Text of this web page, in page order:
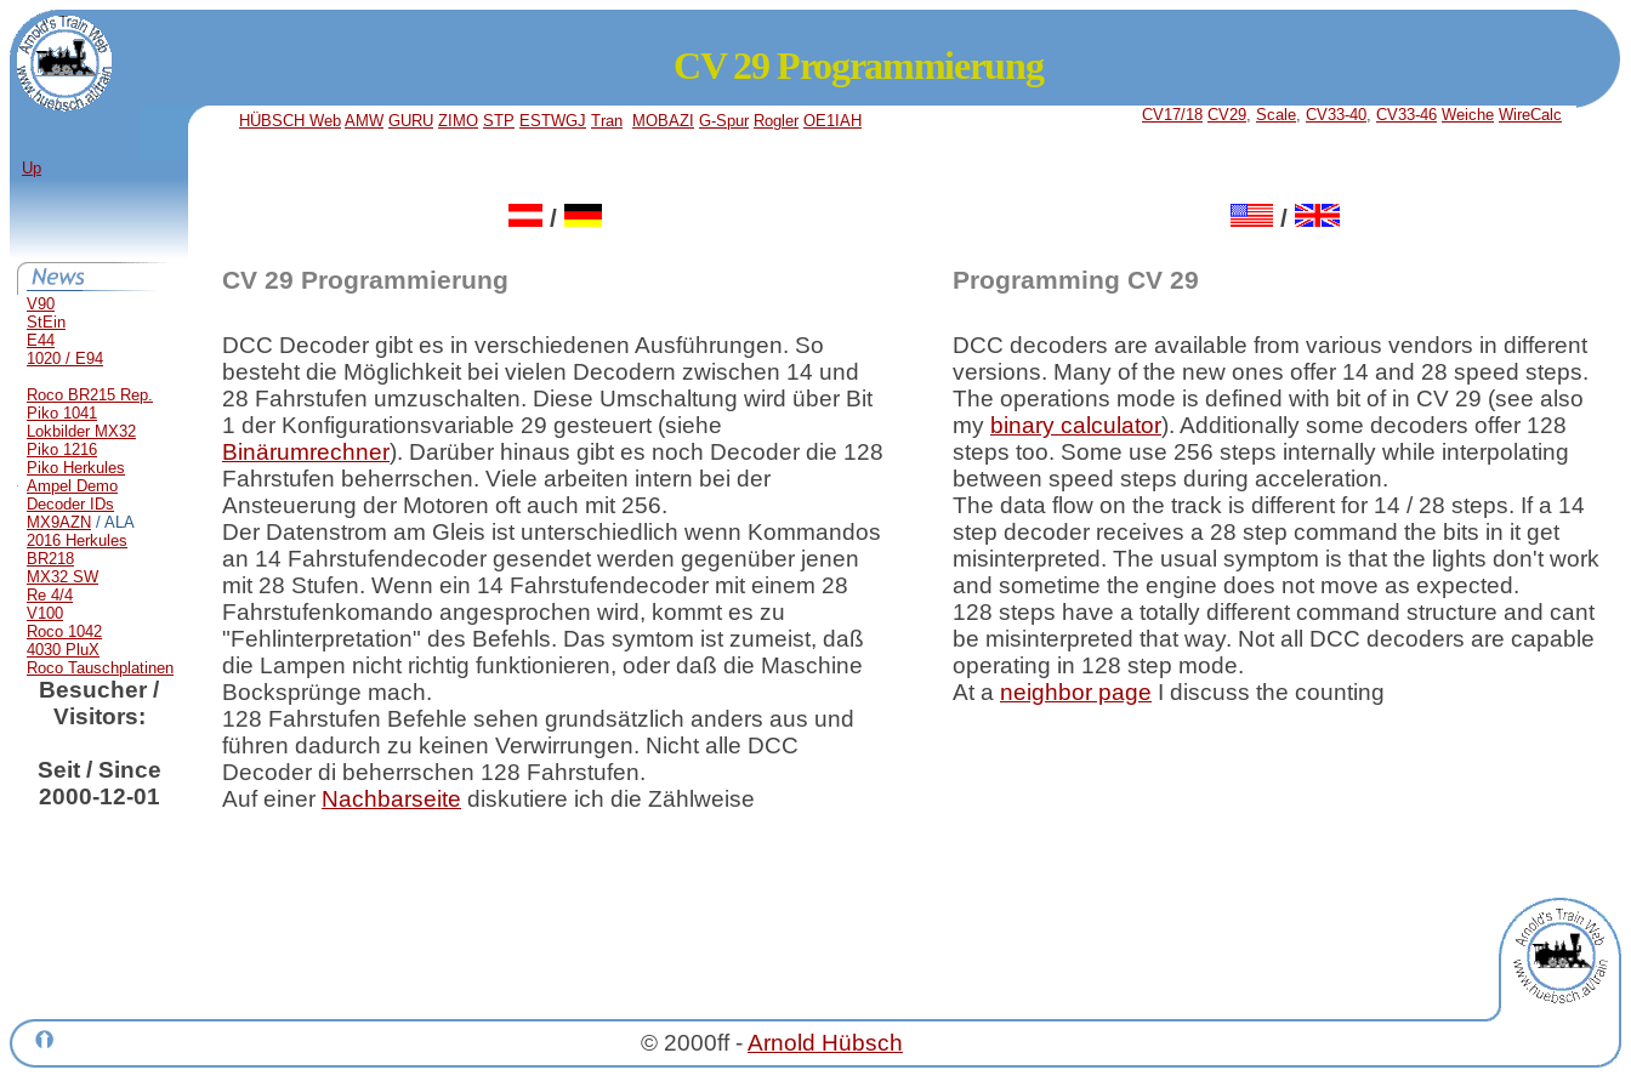
CV 29 Programmierung
HÜBSCH Web AMW GURU ZIMO STP ESTWGJ Tran MOBAZI G-Spur Rogler OE1IAH CV17/18 CV29, Scale, CV33-40, CV33-46 Weiche WireCalc
Up
V90
StEin
E44
1020 / E94
Roco BR215 Rep.
Piko 1041
Lokbilder MX32
Piko 1216
Piko Herkules
Ampel Demo
Decoder IDs
MX9AZN / ALA
2016 Herkules
BR218
MX32 SW
Re 4/4
V100
Roco 1042
4030 PluX
Roco Tauschplatinen
Besucher /
Visitors:
Seit / Since
2000-12-01
/ /
CV 29 Programmierung Programming CV 29
DCC Decoder gibt es in verschiedenen Ausführungen. So
besteht die Möglichkeit bei vielen Decodern zwischen 14 und
28 Fahrstufen umzuschalten. Diese Umschaltung wird über Bit
1 der Konfigurationsvariable 29 gesteuert (siehe
Binärumrechner). Darüber hinaus gibt es noch Decoder die 128
Fahrstufen beherrschen. Viele arbeiten intern bei der
Ansteuerung der Motoren oft auch mit 256.
Der Datenstrom am Gleis ist unterschiedlich wenn Kommandos
an 14 Fahrstufendecoder gesendet werden gegenüber jenen
mit 28 Stufen. Wenn ein 14 Fahrstufendecoder mit einem 28
Fahrstufenkomando angesprochen wird, kommt es zu
"Fehlinterpretation" des Befehls. Das symtom ist zumeist, daß
die Lampen nicht richtig funktionieren, oder daß die Maschine
Bocksprünge mach.
128 Fahrstufen Befehle sehen grundsätzlich anders aus und
führen dadurch zu keinen Verwirrungen. Nicht alle DCC
Decoder di beherrschen 128 Fahrstufen.
Auf einer Nachbarseite diskutiere ich die Zählweise
DCC decoders are available from various vendors in different
versions. Many of the new ones offer 14 and 28 speed steps.
The operations mode is defined with bit of in CV 29 (see also
my binary calculator). Additionally some decoders offer 128
steps too. Some use 256 steps internally while interpolating
between speed steps during acceleration.
The data flow on the track is different for 14 / 28 steps. If a 14
step decoder receives a 28 step command the bits in it get
misinterpreted. The usual symptom is that the lights don't work
and sometime the engine does not move as expected.
128 steps have a totally different command structure and cant
be misinterpreted that way. Not all DCC decoders are capable
operating in 128 step mode.
At a neighbor page I discuss the counting
© 2000ff -Arnold Hübsch